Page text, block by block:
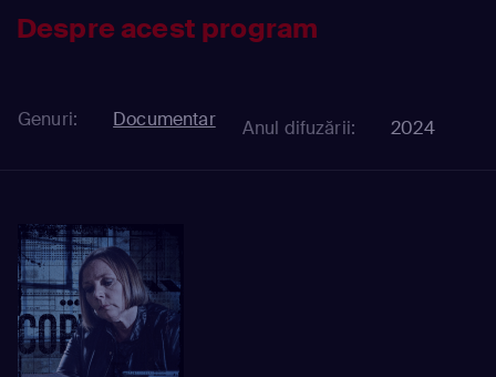
Despre acest program
Genuri: Documentar Anul difuzării: 2024